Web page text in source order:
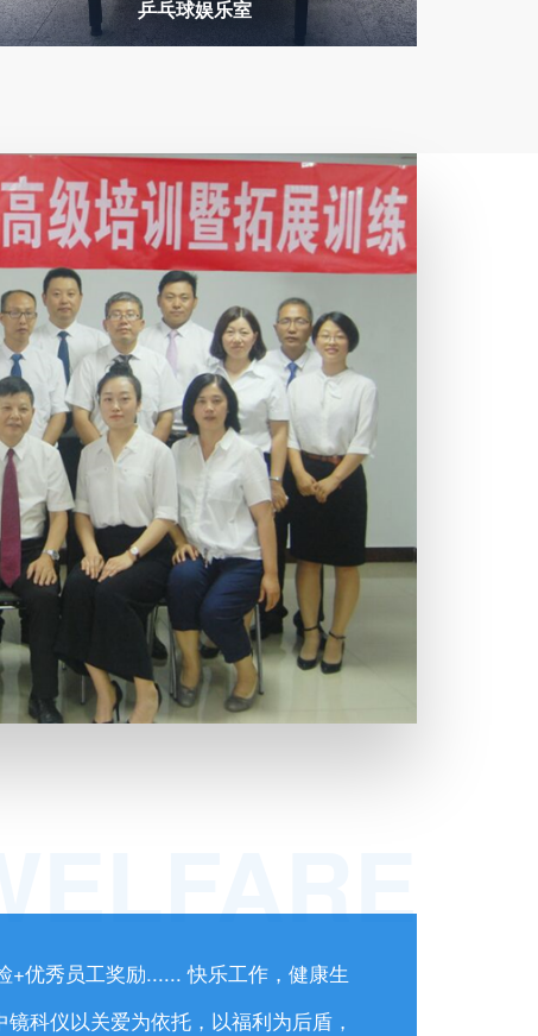
乒乓球娱乐室
+优秀员工奖励...... 快乐工作，健康生
科仪以关爱为依托，以福利为后盾，